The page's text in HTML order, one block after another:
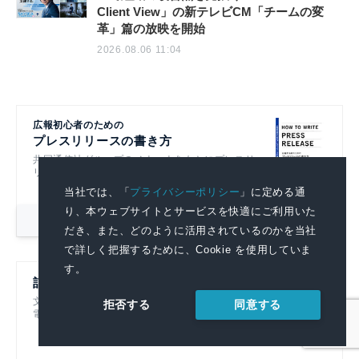
当社では、「プライバシーポリシー 」に定める通
り、本ウェブサイトとサービスを快適にご利用いた
だき、また、どのように活用されているのかを当社
で詳しく把握するために、Cookie を使用していま
す。
拒否する 同意する
Client View」の新テレビCM「チームの変
革」篇の放映を開始
2026.08.06 11:04
広報初心者のための
プレスリリースの書き方
共同通信社グループのノウハウをもとにプレスリ
リースの基本的なポイントを解説！
記者ハンドブック第14版
文書を書くすべての人におすすめです！
電子書籍も発売中！